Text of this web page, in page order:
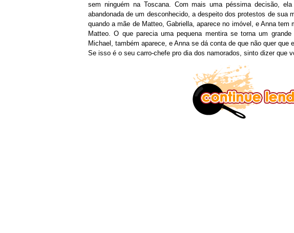
sem ninguém na Toscana. Com mais uma péssima decisão,
abandonada de um desconhecido, a despeito dos protestos de sua
quando a mãe de Matteo, Gabriella, aparece no imóvel, e Anna tem
Matteo. O que parecia uma pequena mentira se torna um
Michael, também aparece, e Anna se dá conta de que não quer que
Se isso é o seu carro-chefe pro dia dos namorados, sinto dizer que